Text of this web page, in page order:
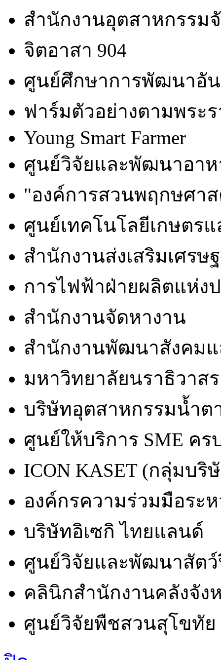
สำนักงานอุตสาหกรรม
จิตอาสา 904
ศูนย์ศึกษาการพัฒนาอัน
ฟาร์มตัวอย่างตามพระ
Young Smart Farmer
ศูนย์วิจัยและพัฒนาอาห
"องค์การสวนพฤกษศา
ศูนย์เทคโนโลยีเกษตร
สำนักงานส่งเสริมเศรษ
การไฟฟ้าฝ่ายผลิตแห่ง
สำนักงานจัดหางาน
สำนักงานพัฒนาสังคม
มหาวิทยาลัยนราธิวาส
บริษัทอุตสาหกรรมน้ำต
ศูนย์ให้บริการ SME คร
ICON KASET (กลุ่มบริ
องค์กรความร่วมมือระ
บริษัทอิเซกิ ไทยแลนด์
ศูนย์วิจัยและพัฒนาสัต
คลินิกสำนักงานคลังจัง
ศูนย์วิจัยพืชสวนสุโขทัย